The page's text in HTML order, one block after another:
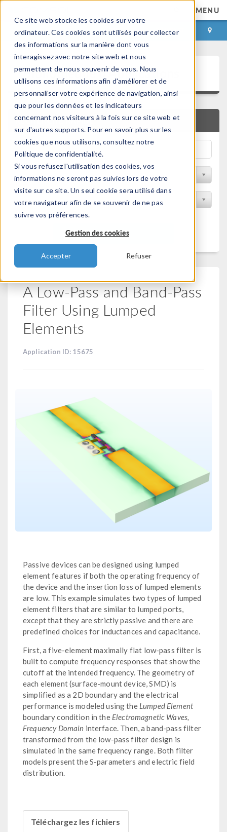
Ce site web stocke les cookies sur votre
ordinateur. Ces cookies sont utilisés pour collecter
des informations sur la manière dont vous
interagissez avec notre site web et nous
permettent de nous souvenir de vous. Nous
utilisons ces informations afin d'améliorer et de
personnaliser votre expérience de navigation, ainsi
que pour les données et les indicateurs
concernant nos visiteurs à la fois sur ce site web et
sur d'autres supports. Pour en savoir plus sur les
cookies que nous utilisons, consultez notre
Politique de confidentialité.
Si vous refusez l'utilisation des cookies, vos
informations ne seront pas suivies lors de votre
visite sur ce site. Un seul cookie sera utilisé dans
votre navigateur afin de se souvenir de ne pas
suivre vos préférences.
Gestion des cookies
Accepter Refuser
MENU
CONNEXION CONTACT
Bibliothèque d'Applications
RECHERCHE RAPIDE
Trier par Discipline
Filtrer par produit
Filtrer
A Low-Pass and Band-Pass
Filter Using Lumped
Elements
Application ID: 15675
Passive devices can be designed using lumped
element features if both the operating frequency of
the device and the insertion loss of lumped elements
are low. This example simulates two types of lumped
element filters that are similar to lumped ports,
except that they are strictly passive and there are
predefined choices for inductances and capacitance.
First, a five-element maximally flat low-pass filter is
built to compute frequency responses that show the
cutoff at the intended frequency. The geometry of
each element (surface-mount device, SMD) is
simplified as a 2D boundary and the electrical
performance is modeled using the Lumped Element
boundary condition in the Electromagnetic Waves,
Frequency Domain interface. Then, a band-pass filter
transformed from the low-pass filter design is
simulated in the same frequency range. Both filter
models present the S-parameters and electric field
distribution.
Téléchargez les fichiers